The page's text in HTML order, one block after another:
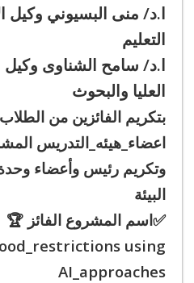
ا.د/ منى البسيوني وكيل
التعليم
ا.د/ سامح الشناوى وكيل
العليا والبحوث
بتكريم الفائزين من
اعضاء_هيئه_التدريس
وتكريم رئيس وأعضاء
البيئة
✅اسم المشروع الفائز 🏆
using
AI_approaches